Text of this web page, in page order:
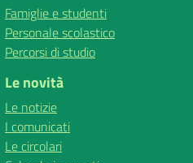
Famiglie e studenti
Personale scolastico
Percorsi di studio
Le novità
Le notizie
I comunicati
Le circolari